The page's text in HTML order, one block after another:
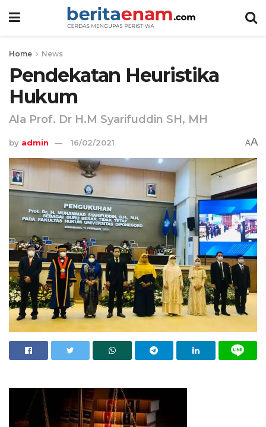
Home News
Pendekatan Heuristika
Hukum
Ala Prof. Dr H.M Syarifuddin SH, MH
by admin 16/02/2021 AA